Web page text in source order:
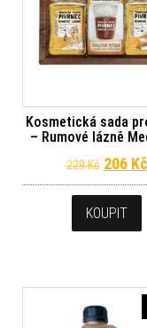
Kosmetická sada
– Rumové lázně
229Kč 206 Kč
KOUPIT